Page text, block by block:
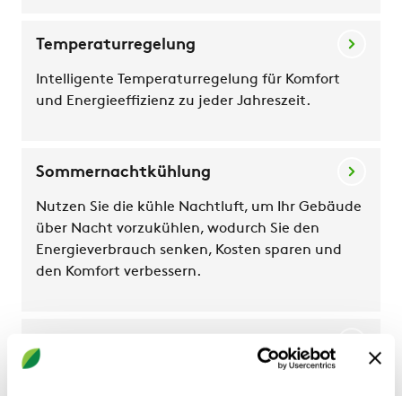
Temperaturregelung
Intelligente Temperaturregelung für Komfort
und Energieeffizienz zu jeder Jahreszeit.
Sommernachtkühlung
Nutzen Sie die kühle Nachtluft, um Ihr Gebäude
über Nacht vorzukühlen, wodurch Sie den
Energieverbrauch senken, Kosten sparen und
den Komfort verbessern.
Xzone